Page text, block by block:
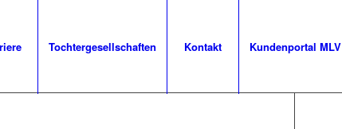
Tochtergesellschaften Kontakt Kundenportal MLV